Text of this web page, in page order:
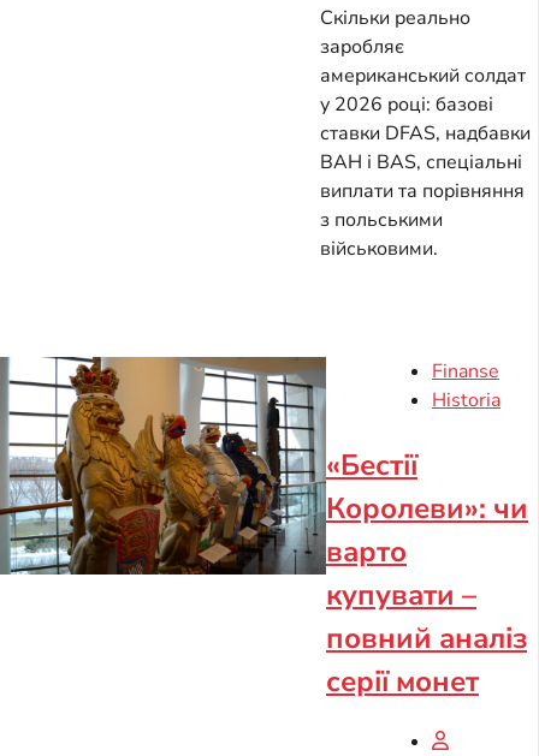
Скільки реально
заробляє
американський солдат
у 2026 році: базові
ставки DFAS, надбавки
BAH і BAS, спеціальні
виплати та порівняння
з польськими
військовими.
Finanse
Historia
«Бестії
Королеви»: чи
варто
купувати –
повний аналіз
серії монет